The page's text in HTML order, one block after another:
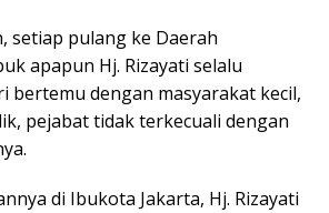
setiap pulang ke Daerah
apapun Hj. Rizayati selalu
bertemu dengan masyarakat kecil,
pejabat tidak terkecuali dengan
di Ibukota Jakarta, Hj. Rizayati